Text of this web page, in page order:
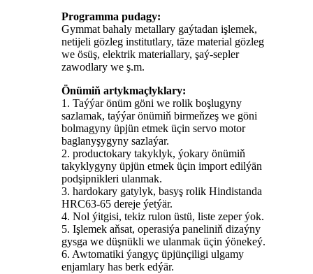
Programma pudagy:
Gymmat bahaly metallary gaýtadan işlemek,
netijeli gözleg institutlary, täze material gözleg
we ösüş, elektrik materiallary, şaý-sepler
zawodlary we ş.m.
Önümiň artykmaçlyklary:
1. Taýýar önüm göni we rolik boşlugyny
sazlamak, taýýar önümiň birmeňzeş we göni
bolmagyny üpjün etmek üçin servo motor
baglanyşygyny sazlaýar.
2. productokary takyklyk, ýokary önümiň
takyklygyny üpjün etmek üçin import edilýän
podşipnikleri ulanmak.
3. hardokary gatylyk, basyş rolik Hindistanda
HRC63-65 dereje ýetýär.
4. Nol ýitgisi, tekiz rulon üstü, liste zeper ýok.
5. Işlemek aňsat, operasiýa paneliniň dizaýny
gysga we düşnükli we ulanmak üçin ýönekeý.
6. Awtomatiki ýangyç üpjünçiligi ulgamy
enjamlary has berk edýär.